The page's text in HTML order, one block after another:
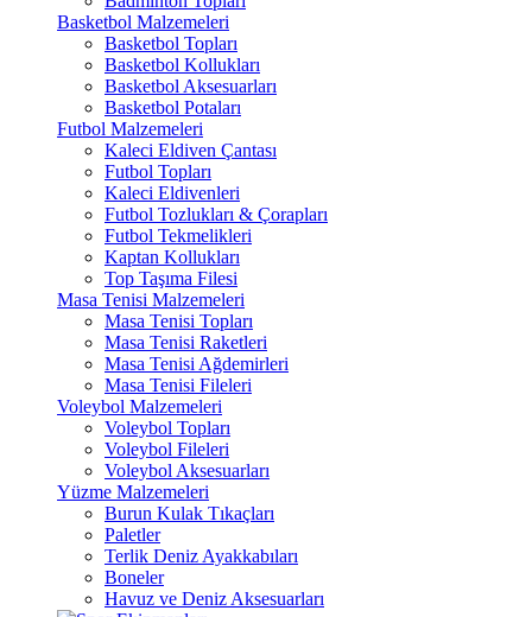
Basketbol Malzemeleri
Basketbol Topları
Basketbol Kollukları
Basketbol Aksesuarları
Basketbol Potaları
Futbol Malzemeleri
Kaleci Eldiven Çantası
Futbol Topları
Kaleci Eldivenleri
Futbol Tozlukları & Çorapları
Futbol Tekmelikleri
Kaptan Kollukları
Top Taşıma Filesi
Masa Tenisi Malzemeleri
Masa Tenisi Topları
Masa Tenisi Raketleri
Masa Tenisi Ağdemirleri
Masa Tenisi Fileleri
Voleybol Malzemeleri
Voleybol Topları
Voleybol Fileleri
Voleybol Aksesuarları
Yüzme Malzemeleri
Burun Kulak Tıkaçları
Paletler
Terlik Deniz Ayakkabıları
Boneler
Havuz ve Deniz Aksesuarları